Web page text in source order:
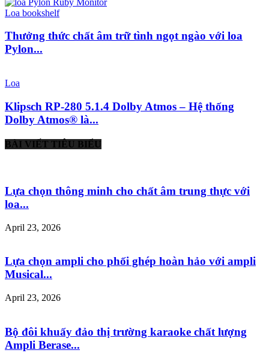
Loa bookshelf
Thưởng thức chất âm trữ tình ngọt ngào với loa
Pylon...
Loa
Klipsch RP-280 5.1.4 Dolby Atmos – Hệ thống
Dolby Atmos® là...
BÀI VIẾT TIÊU BIỂU
Lựa chọn thông minh cho chất âm trung thực với
loa...
April 23, 2026
Lựa chọn ampli cho phối ghép hoàn hảo với ampli
Musical...
April 23, 2026
Bộ đôi khuấy đảo thị trường karaoke chất lượng
Ampli Berase...